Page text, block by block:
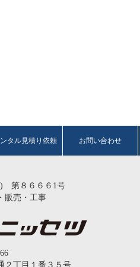
タル見積り依頼 お問い合わせ
第８６６６1号
販売・工事
２丁目１番３５号